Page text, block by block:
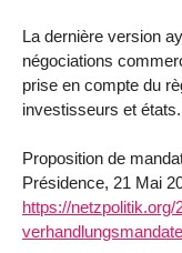
La dernière version
négociations
prise en compte du
investisseurs et états.
Proposition de
Présidence, 21 Mai
https://